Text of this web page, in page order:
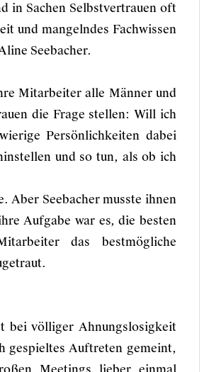
in Sachen Selbstvertrauen oft
und mangelndes Fachwissen
Seebacher.
Mitarbeiter alle Männer und
die Frage stellen: Will ich
Persönlichkeiten dabei
und so tun, als ob ich
Aber Seebacher musste ihnen
Aufgabe war es, die besten
das bestmögliche
bei völliger Ahnungslosigkeit
gespieltes Auftreten gemeint,